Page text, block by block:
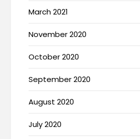
March 2021
November 2020
October 2020
September 2020
August 2020
July 2020